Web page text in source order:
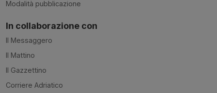
Modalità pubblicazione
In collaborazione con
Il Messaggero
Il Mattino
Il Gazzettino
Corriere Adriatico